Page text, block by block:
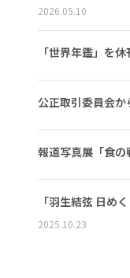
2026.05.10
「世界年鑑」を
公正取引委員会
報道写真展「食
「羽生結弦 日め
2025.10.23